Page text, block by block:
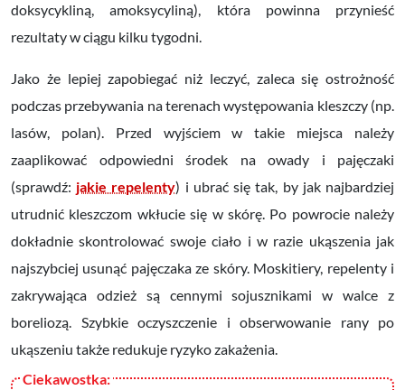
doksycykliną, amoksycyliną), która powinna przynieść
rezultaty w ciągu kilku tygodni.
Jako że lepiej zapobiegać niż leczyć, zaleca się ostrożność
podczas przebywania na terenach występowania kleszczy (np.
lasów, polan). Przed wyjściem w takie miejsca należy
zaaplikować odpowiedni środek na owady i pajęczaki
(sprawdź: jakie repelenty) i ubrać się tak, by jak najbardziej
utrudnić kleszczom wkłucie się w skórę. Po powrocie należy
dokładnie skontrolować swoje ciało i w razie ukąszenia jak
najszybciej usunąć pajęczaka ze skóry. Moskitiery, repelenty i
zakrywająca odzież są cennymi sojusznikami w walce z
boreliozą. Szybkie oczyszczenie i obserwowanie rany po
ukąszeniu także redukuje ryzyko zakażenia.